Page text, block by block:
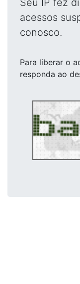
Seu IP fez
acessos
conosco.
Para liberar o
responda ao